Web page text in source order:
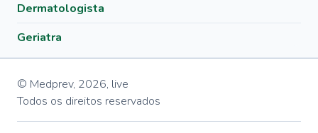
Dermatologista
Geriatra
© Medprev, 2026, live
Todos os direitos reservados